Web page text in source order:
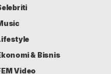
& Bisnis
Video